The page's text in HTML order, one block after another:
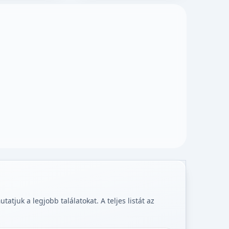
a legjobb találatokat. A teljes listát az